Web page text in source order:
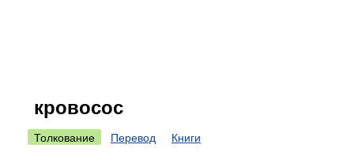
кровосос
Толкование Перевод Книги